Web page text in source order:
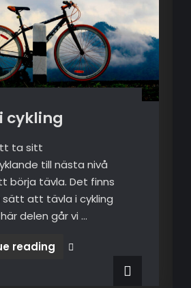
cykling
ta sitt
till nästa nivå
börja tävla. Det finns
sätt att tävla i cykling
delen går vi …
reading
Tävla i